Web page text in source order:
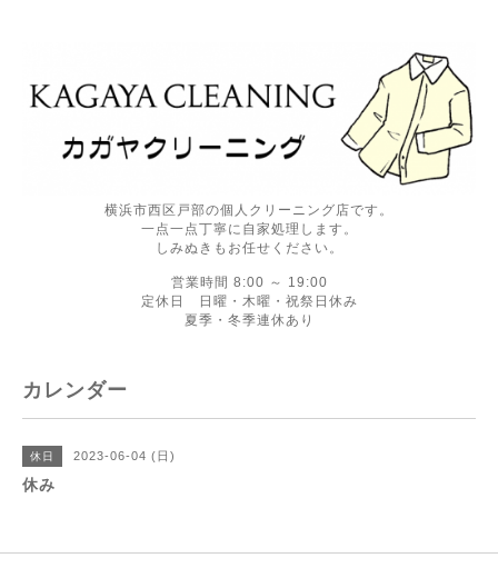
横浜市西区戸部の個人クリーニング店です。
一点一点丁寧に自家処理します。
しみぬきもお任せください。
営業時間 8:00 ～ 19:00
定休日 日曜・木曜・祝祭日休み
夏季・冬季連休あり
カレンダー
休日 2023-06-04 (日)
休み